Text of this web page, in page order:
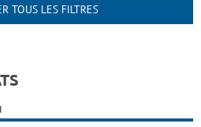
TOUS LES FILTRES